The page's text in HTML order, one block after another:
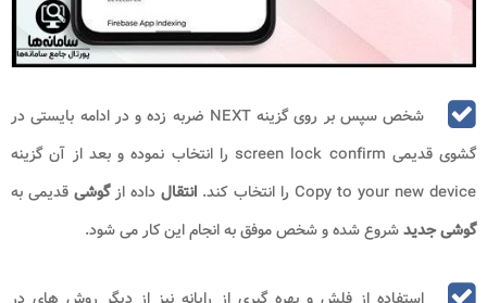
شخص سپس بر روی گزینه NEXT ضربه زده و در ادامه بایستی در
گشوی قدیمی screen lock confirm را انتخاب نموده و بعد از آن گزینه
Copy to your new device را انتخاب کند.
انتقال داده ازگوشی قدیمی به
گوشی جدیدشروع شده و شخص موفق به انجام این کار می شود.
استفاده از فلش و بهره گیری از رایانه نیز از دیگر روش های در